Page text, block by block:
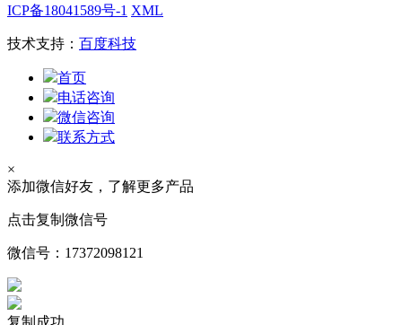
ICP备18041589号-1 XML
技术支持： 百度科技
首页
电话咨询
微信咨询
联系方式
×
添加微信好友，了解更多产品
点击复制微信号
微信号： 17372098121
复制成功